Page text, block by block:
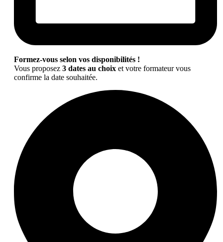
Formez-vous selon vos disponibilités !
Vous proposez 3 dates au choix et votre formateur vous
confirme la date souhaitée.